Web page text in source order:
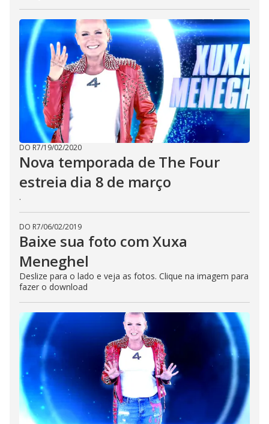
DO R7/19/02/2020
Nova temporada de The Four
estreia dia 8 de março
.
DO R7/06/02/2019
Baixe sua foto com Xuxa
Meneghel
Deslize para o lado e veja as fotos. Clique na imagem para
fazer o download